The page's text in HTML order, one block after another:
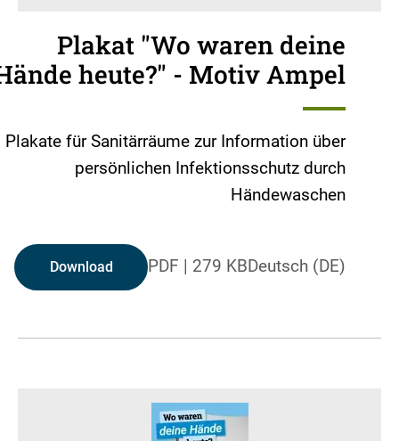
Plakat "Wo waren deine
heute?" - Motiv Ampel
Plakate für Sanitärräume zur Information über
persönlichen Infektionsschutz durch
Händewaschen
Deutsch (DE)
PDF | 279 KB
Download